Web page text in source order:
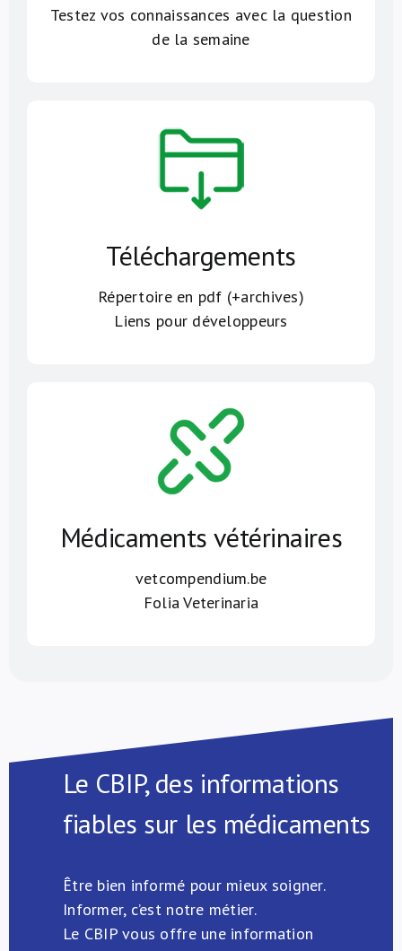
Testez vos connaissances avec la question
de la semaine
Téléchargements
Répertoire en pdf (+archives)
Liens pour développeurs
Médicaments vétérinaires
vetcompendium.be
Folia Veterinaria
Le CBIP, des informations
fiables sur les médicaments
Être bien informé pour mieux soigner.
Informer, c’est notre métier.
Le CBIP vous offre une information